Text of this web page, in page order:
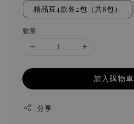
精品豆4款各2包（共8包）
數量
加入購物車
分享